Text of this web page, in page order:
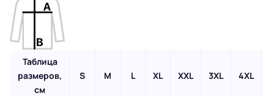
Таблица
размеров,
см
S M L XL XXL 3XL 4XL